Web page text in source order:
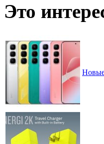
месяцам
Это